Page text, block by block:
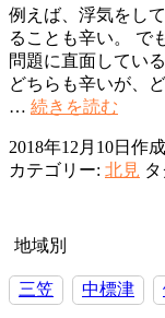
例えば、浮気をし
ることも辛い。 で
問題に直面してい
どちらも辛いが、
… 続きを読む
も
と
を
2018年12月10日 作
カテゴリー: 北見
地域別
三笠 中標津